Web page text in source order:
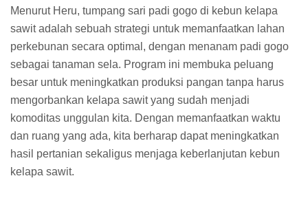
Menurut Heru, tumpang sari padi gogo di kebun kelapa
sawit adalah sebuah strategi untuk memanfaatkan lahan
perkebunan secara optimal, dengan menanam padi gogo
sebagai tanaman sela. Program ini membuka peluang
besar untuk meningkatkan produksi pangan tanpa harus
mengorbankan kelapa sawit yang sudah menjadi
komoditas unggulan kita. Dengan memanfaatkan waktu
dan ruang yang ada, kita berharap dapat meningkatkan
hasil pertanian sekaligus menjaga keberlanjutan kebun
kelapa sawit.